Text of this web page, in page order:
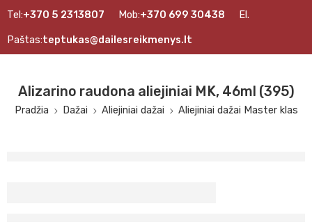
Tel:+370 5 2313807 Mob:+370 699 30438 El.
Paštas:teptukas@dailesreikmenys.lt
Alizarino raudona aliejiniai MK, 46ml (395)
Pradžia Dažai Aliejiniai dažai Aliejiniai dažai Master klas